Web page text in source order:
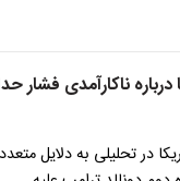
درباره ناکارآمدی فشار
در تحلیلی به دلایل